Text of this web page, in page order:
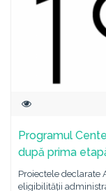
Programul
după prima
Proiectele declarate
eligibilității